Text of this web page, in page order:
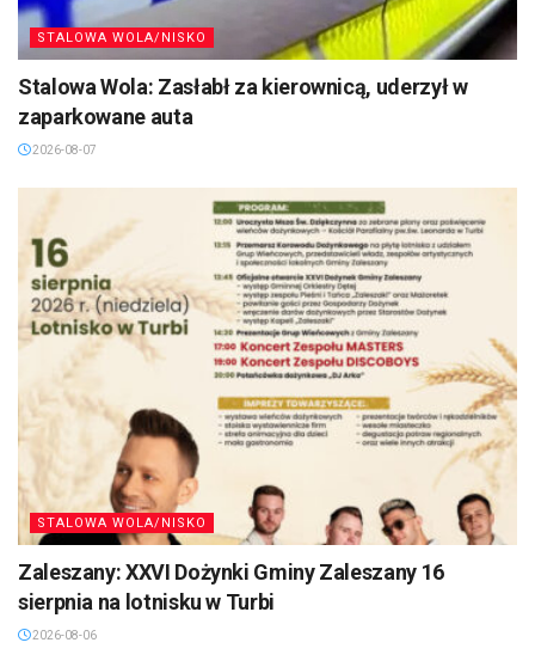
STALOWA WOLA/NISKO
Stalowa Wola: Zasłabł za kierownicą, uderzył w
zaparkowane auta
2026-08-07
STALOWA WOLA/NISKO
Zaleszany: XXVI Dożynki Gminy Zaleszany 16
sierpnia na lotnisku w Turbi
2026-08-06